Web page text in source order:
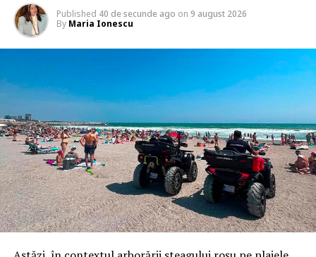
Published 40 de secunde ago on 9 august 2026
By Maria Ionescu